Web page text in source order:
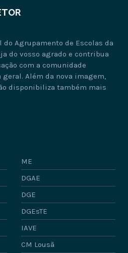
do Agrupamento de Escolas da
do vosso agrado e contribua
com a comunidade
Além da nova imagem,
disponibiliza também mais
ME
DGAE
DGE
DGEsTE
IAVE
CM Lousã